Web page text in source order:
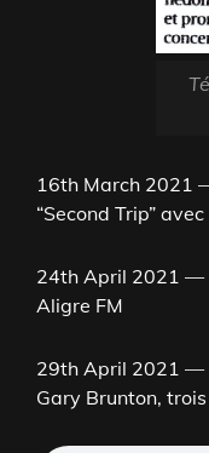
16th March 2021
“Second Trip”
24th April 2021 —
Aligre FM
29th April 2021 —
Gary Brunton,